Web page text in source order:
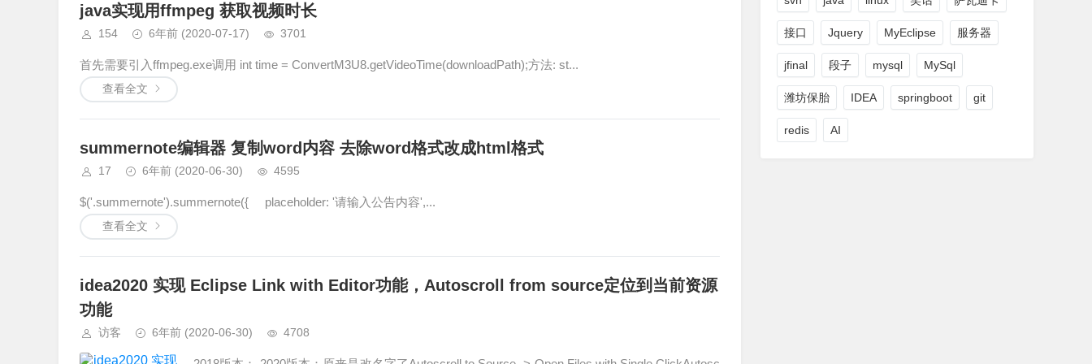
java实现用ffmpeg 获取视频时长
154 6年前 (2020-07-17) 3701
首先需要引入ffmpeg.exe调用 int time = ConvertM3U8.getVideoTime(downloadPath);方法: st...
查看全文
summernote编辑器 复制word内容 去除word格式改成html格式
17 6年前 (2020-06-30) 4595
$('.summernote').summernote({ placeholder: '请输入公告内容',...
查看全文
idea2020 实现 Eclipse Link with Editor功能，Autoscroll from source定位到当前资源
功能
访客 6年前 (2020-06-30) 4708
接口 Jquery MyEclipse 服务器
jfinal 段子 mysql MySql
潍坊保胎 IDEA springboot git
redis AI